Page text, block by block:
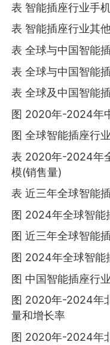
表 智能插座行业手
表 智能插座行业其
表 全球与中国智能
表 全球与中国智能
表 全球及中国智能
图 2020年-2024年
图 全球智能插座行
表 2020年-2024年
模(销售量)
表 近三年全球智能
图 2024年全球智能
图 近三年全球智能
图 2024年全球智能
图 中国智能插座行
图 2020年-2024年
量和增长率
图 2020年-2024年